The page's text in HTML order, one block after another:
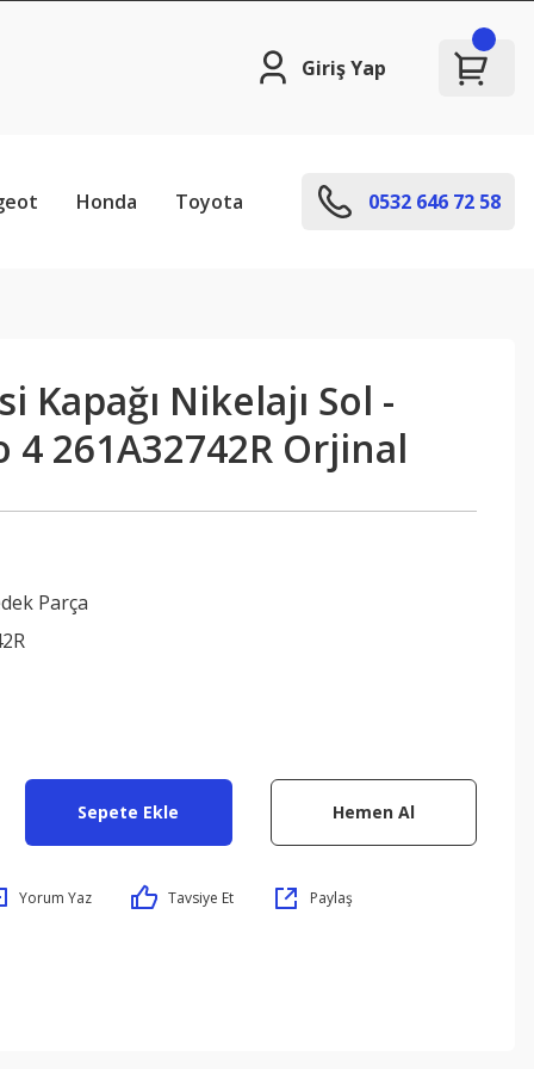
Giriş Yap
Honda Toyota 0532 646 72 58
Kapağı Nikelajı Sol -
4 261A32742R Orjinal
Parça
Sepete Ekle Hemen Al
Yorum Yaz Tavsiye Et Paylaş